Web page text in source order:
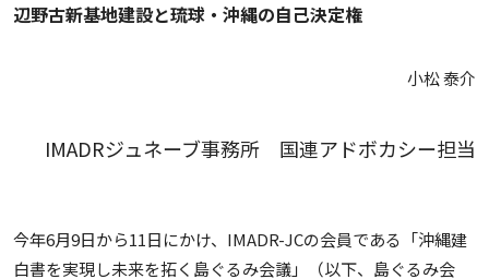
辺野古新基地建設と琉球・沖縄の自己決定権
小松 泰介
IMADRジュネーブ事務所 国連アドボカシー担当
今年6月9日から11日にかけ、IMADR-JCの会員である「沖縄建
白書を実現し未来を拓く島ぐるみ会議」（以下、島ぐるみ会